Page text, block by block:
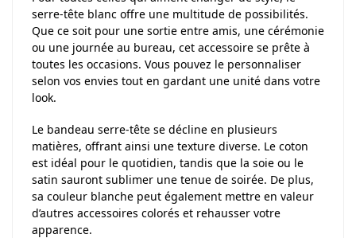
serre-tête blanc offre une multitude de possibilités.
Que ce soit pour une sortie entre amis, une cérémonie
ou une journée au bureau, cet accessoire se prête à
toutes les occasions. Vous pouvez le personnaliser
selon vos envies tout en gardant une unité dans votre
look.
Le bandeau serre-tête se décline en plusieurs
matières, offrant ainsi une texture diverse. Le coton
est idéal pour le quotidien, tandis que la soie ou le
satin sauront sublimer une tenue de soirée. De plus,
sa couleur blanche peut également mettre en valeur
d’autres accessoires colorés et rehausser votre
apparence.